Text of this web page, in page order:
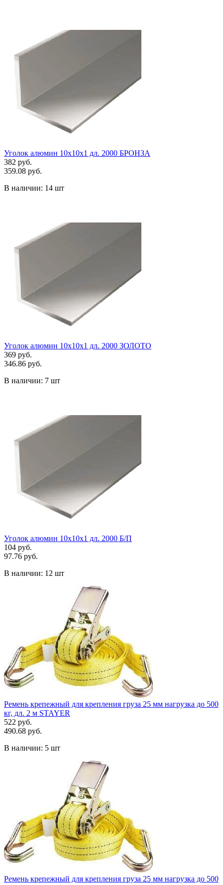
Уголок алюмин 10х10х1 дл. 2000 БРОНЗА
382 руб.
359.08 руб.
В наличии: 14 шт
Уголок алюмин 10х10х1 дл. 2000 ЗОЛОТО
369 руб.
346.86 руб.
В наличии: 7 шт
Уголок алюмин 10х10х1 дл. 2000 Б/П
104 руб.
97.76 руб.
В наличии: 12 шт
Ремень крепежный для крепления груза 25 мм нагрузка до 500
кг, дл. 2 м STAYER
522 руб.
490.68 руб.
В наличии: 5 шт
Ремень крепежный для крепления груза 25 мм нагрузка до 500